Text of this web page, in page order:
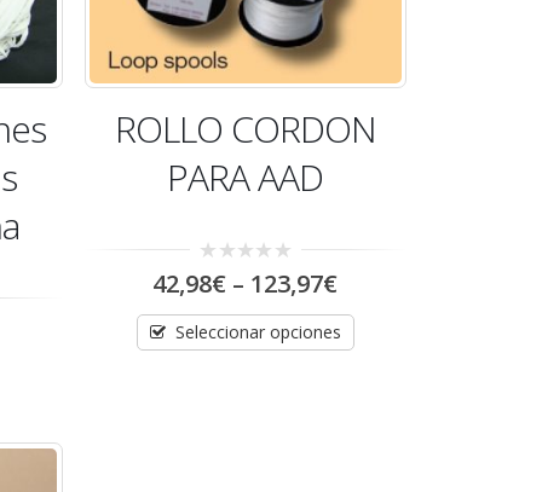
ROLLO CORDON
PARA AAD
0
out
5
42,98€ – 123,97€
Seleccionar opciones